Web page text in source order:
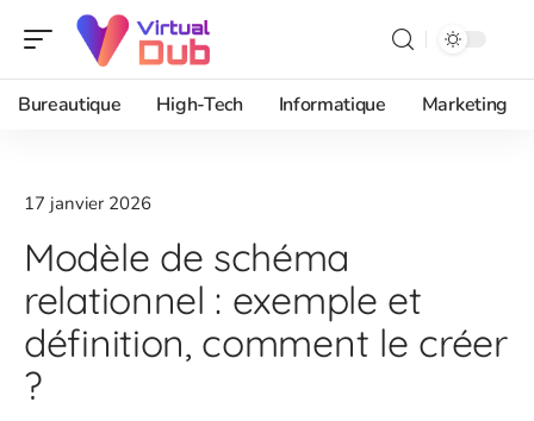
Bureautique High-Tech Informatique Marketing
17 janvier 2026
Modèle de schéma
relationnel : exemple et
définition, comment le créer
?